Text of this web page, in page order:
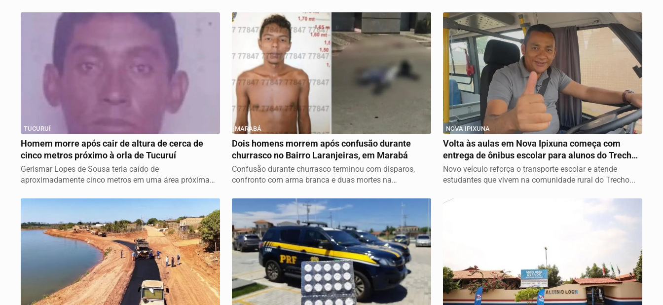
TUCURUÍ
Homem morre após cair de altura de cerca de
cinco metros próximo à orla de Tucuruí
Gerismar Lopes de Sousa teria caído de
aproximadamente cinco metros em uma área próxima
MARABÁ
Dois homens morrem após confusão durante
churrasco no Bairro Laranjeiras, em Marabá
Confusão durante churrasco terminou com disparos,
confronto com arma branca e duas mortes na
NOVA IPIXUNA
Volta às aulas em Nova Ipixuna começa com
entrega de ônibus escolar para alunos do Trecho
Seco
Novo veículo reforça o transporte escolar e atende
estudantes que vivem na comunidade rural do Trecho...